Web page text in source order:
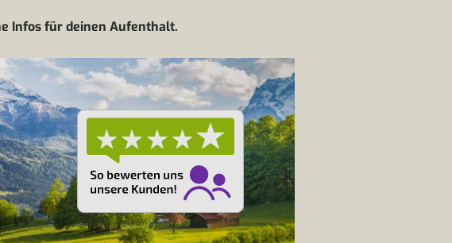
Infos für deinen Aufenthalt.